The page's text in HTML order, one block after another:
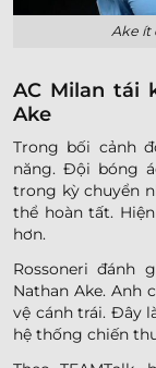
Ake ít
AC Milan tái
Ake
Trong bối cảnh
năng. Đội bóng
trong kỳ chuyển
thể hoàn tất.
hơn.
Rossoneri đánh
Nathan Ake. Anh
vệ cánh trái. Đây
hệ thống chiến